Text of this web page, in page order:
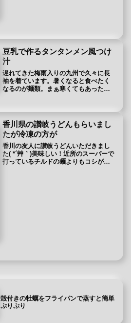
豆乳で作るタンタンメン風つけ
汁
遅れてきた梅雨入りの九州で久々に長
袖を着ています。暑くなると食べたく
なるのが麺類。まぁ寒くてもあったか
きに、そうめんなどの乾麺を茹でるて
一品増やすときに普通のめんつゆと...
香川県の讃岐うどんもらいまし
たが冷凍の方が
香川の友人に讃岐うどんいただきまし
た( *´艸｀)美味しい！近所のスーパーで
打っているチルドの麺よりもコシがあ
殻付きの牡蠣をフライパンで蒸すと簡単
ぷりぷり